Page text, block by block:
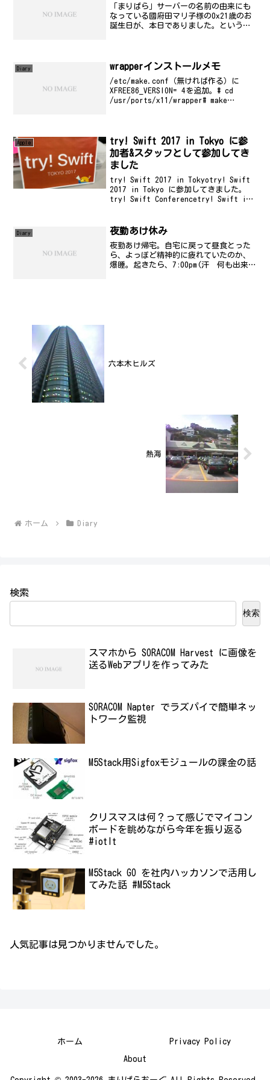
「まりぱら」サーバーの名前の由来にも
なっている國府田マリ子様の0x21歳のお
誕生日が、本日でありました。というこ
Diary wrapperインストールメモ
/etc/make.conf（無ければ作る）に
XFREE86_VERSION= 4を追加。# cd
/usr/ports/x11/wrapper# make
Apple
try! Swift 2017 in Tokyo に参
加者&スタッフとして参加してき
ました
try! Swift 2017 in Tokyotry! Swift
2017 in Tokyo に参加してきました。
try! Swift Conferencetry! Swift is
Diary 夜勤あけ休み
夜勤あけ帰宅。自宅に戻って昼食とった
ら、よっぽど精神的に疲れていたのか、
爆睡。起きたら、7:00pm(汗 何も出来ま
六本木ヒルズ
熱海
ホーム Diary
検索
検索
スマホから SORACOM Harvest に画像を
送るWebアプリを作ってみた
SORACOM Napter でラズパイで簡単ネッ
トワーク監視
M5Stack用Sigfoxモジュールの課金の話
クリスマスは何？って感じでマイコン
ボードを眺めながら今年を振り返る
#iotlt
M5Stack GO を社内ハッカソンで活用し
てみた話 #M5Stack
人気記事は見つかりませんでした。
ホーム Privacy Policy
About